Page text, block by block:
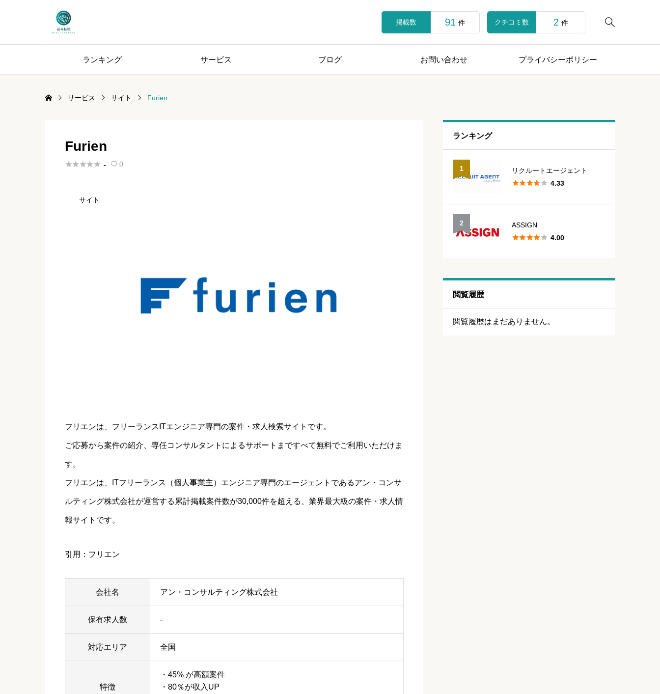

掲載数 91 件 クチコミ数 2 件
ランキング サービス ブログ お問い合わせ プライバシーポリシー
サービス サイト Furien
Furien
 -  0
サイト
フリエンは、フリーランスITエンジニア専門の案件・求人検索サイトです。
ご応募から案件の紹介、専任コンサルタントによるサポートまですべて無料でご利用いただけま
す。
フリエンは、ITフリーランス（個人事業主）エンジニア専門のエージェントであるアン・コンサ
ルティング株式会社が運営する累計掲載案件数が30,000件を超える、業界最大級の案件・求人情
報サイトです。
引用：フリエン
会社名 アン・コンサルティング株式会社
保有求人数 -
対応エリア 全国
特徴
・45% が高額案件
・80％が収入UP
ランキング
1
リクルートエージェント
 4.33
2
ASSIGN
 4.00
閲覧履歴
閲覧履歴はまだありません。